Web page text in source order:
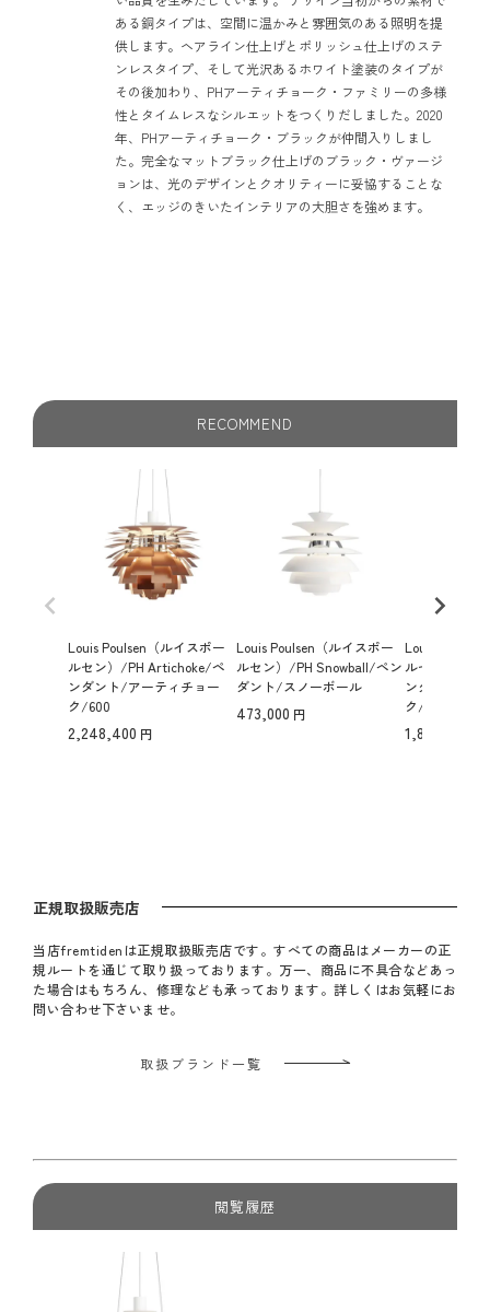
ある銅タイプは、空間に温かみと雰囲気のある照明を提
供します。ヘアライン仕上げとポリッシュ仕上げのステ
ンレスタイプ、そして光沢あるホワイト塗装のタイプが
その後加わり、PHアーティチョーク・ファミリーの多様
性とタイムレスなシルエットをつくりだしました。2020
年、PHアーティチョーク・ブラックが仲間入りしまし
た。完全なマットブラック仕上げのブラック・ヴァージ
ョンは、光のデザインとクオリティーに妥協することな
く、エッジのきいたインテリアの大胆さを強めます。
RECOMMEND
Louis Poulsen（ルイスポー
ルセン）/PH Artichoke/ペ
ンダント/アーティチョー
ク/600
2,248,400
Louis Poulsen（ルイスポー
ルセン）/PH Snowball/ペン
ダント/スノーボール
473,000
Louis Poulsen
ルセン）/PH
ンダント/ア
ク/480
1,854,600
正規取扱販売店
当店fremtidenは正規取扱販売店です。すべての商品はメーカーの正
規ルートを通じて取り扱っております。万一、商品に不具合などあっ
た場合はもちろん、修理なども承っております。詳しくはお気軽にお
問い合わせ下さいませ。
取扱ブランド一覧
閲覧履歴